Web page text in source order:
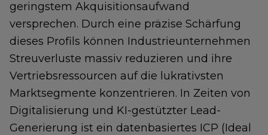
geringstem Akquisitionsaufwand
versprechen. Durch eine präzise Schärfung
dieses Profils können Industrieunternehmen
Streuverluste massiv reduzieren und ihre
Vertriebsressourcen auf die lukrativsten
Marktsegmente konzentrieren. In Zeiten von
Digitalisierung und KI-gestützter Lead-
Generierung ist ein datenbasiertes ICP (Ideal